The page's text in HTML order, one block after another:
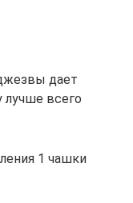
дает
лучше всего
1 чашки